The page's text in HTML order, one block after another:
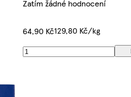
Zatím žádné hodnocení
64,90 Kč129,80 Kč/kg